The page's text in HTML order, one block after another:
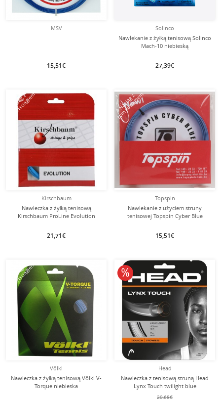
MSV
15,51€
Solinco
Nawlekanie z żyłką tenisową Solinco
Mach-10 niebieską
27,39€
Kirschbaum
Nawleczka z żyłką tenisową
Kirschbaum ProLine Evolution
21,71€
Naciąg z
tym naciągiem
Topspin
Nawlekanie z użyciem struny
tenisowej Topspin Cyber Blue
15,51€
Naciąg z
tym naciągiem
Völkl
Nawleczka z żyłką tenisową Völkl V-
Torque niebieska
Naciąg z
tym naciągiem
Head
Nawleczka z tenisową struną Head
Lynx Touch twilight blue
20,68€
10% obniżone